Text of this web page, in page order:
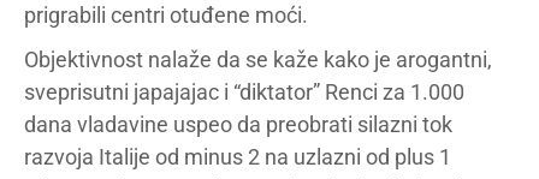
prigrabili centri otuđene moći.
Objektivnost nalaže da se kaže kako je arogantni,
sveprisutni japajajac i “diktator” Renci za 1.000
dana vladavine uspeo da preobrati silazni tok
razvoja Italije od minus 2 na uzlazni od plus 1